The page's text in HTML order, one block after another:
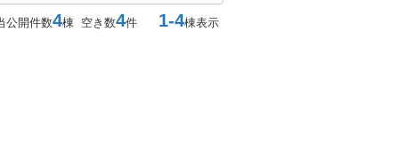
公開件数4棟 空き数4件 1-4棟表示